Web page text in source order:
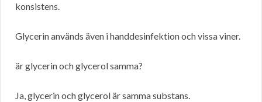
konsistens.
Glycerin används även i handdesinfektion och vissa viner.
är glycerin och glycerol samma?
Ja, glycerin och glycerol är samma substans.